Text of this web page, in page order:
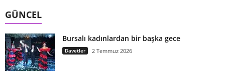
GÜNCEL
Bursalı kadınlardan bir başka gece
Davetler 2 Temmuz 2026